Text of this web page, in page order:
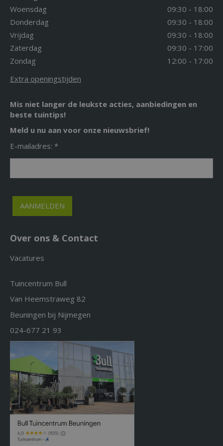
Woensdag
09:30 - 18:00
Donderdag
09:30 - 18:00
Vrijdag
09:30 - 18:00
Zaterdag
09:30 - 17:00
Zondag
12:00 - 17:00
Extra openingstijden
Mis niet langer de leukste acties, aanbiedingen en
beste tuintips!
Meld u nu aan voor onze nieuwsbrief!
E-mailadres: *
Over ons & Contact
Vacatures
Tuincentrum Bull
Van Heemstraweg 82
Beuningen bij Nijmegen
024-677 21 93